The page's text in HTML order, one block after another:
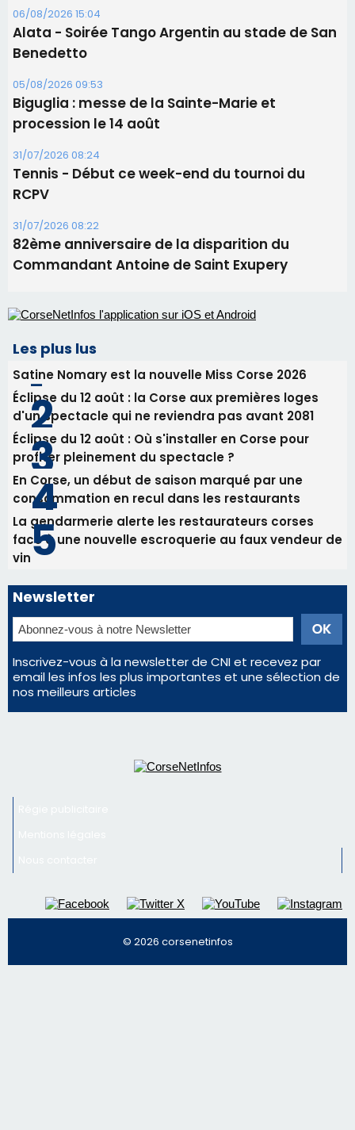
06/08/2026 15:04
Alata - Soirée Tango Argentin au stade de San
Benedetto
05/08/2026 09:53
Biguglia : messe de la Sainte-Marie et
procession le 14 août
31/07/2026 08:24
Tennis - Début ce week-end du tournoi du
RCPV
31/07/2026 08:22
82ème anniversaire de la disparition du
Commandant Antoine de Saint Exupery
Les plus lus
Satine Nomary est la nouvelle Miss Corse 2026
Éclipse du 12 août : la Corse aux premières loges
d'un spectacle qui ne reviendra pas avant 2081
Éclipse du 12 août : Où s'installer en Corse pour
profiter pleinement du spectacle ?
En Corse, un début de saison marqué par une
consommation en recul dans les restaurants
La gendarmerie alerte les restaurateurs corses
face à une nouvelle escroquerie au faux vendeur de
vin
Newsletter
Inscrivez-vous à la newsletter de CNI et recevez par
email les infos les plus importantes et une sélection de
nos meilleurs articles
© 2026 corsenetinfos